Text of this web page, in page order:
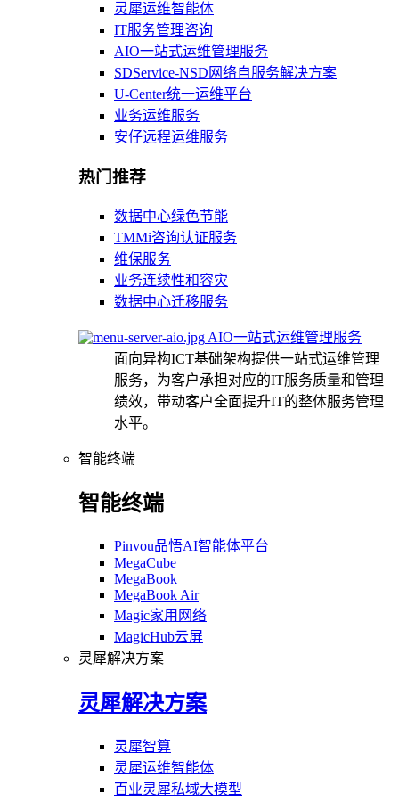
灵犀运维智能体
IT服务管理咨询
AIO一站式运维管理服务
SDService-NSD网络自服务解决方案
U-Center统一运维平台
业务运维服务
安仔远程运维服务
热门推荐
数据中心绿色节能
TMMi咨询认证服务
维保服务
业务连续性和容灾
数据中心迁移服务
AIO一站式运维管理服务
面向异构ICT基础架构提供一站式运维管理
服务，为客户承担对应的IT服务质量和管理
绩效，带动客户全面提升IT的整体服务管理
水平。
智能终端
智能终端
Pinvou品悟AI智能体平台
MegaCube
MegaBook
MegaBook Air
Magic家用网络
MagicHub云屏
灵犀解决方案
灵犀解决方案
灵犀智算
灵犀运维智能体
百业灵犀私域大模型